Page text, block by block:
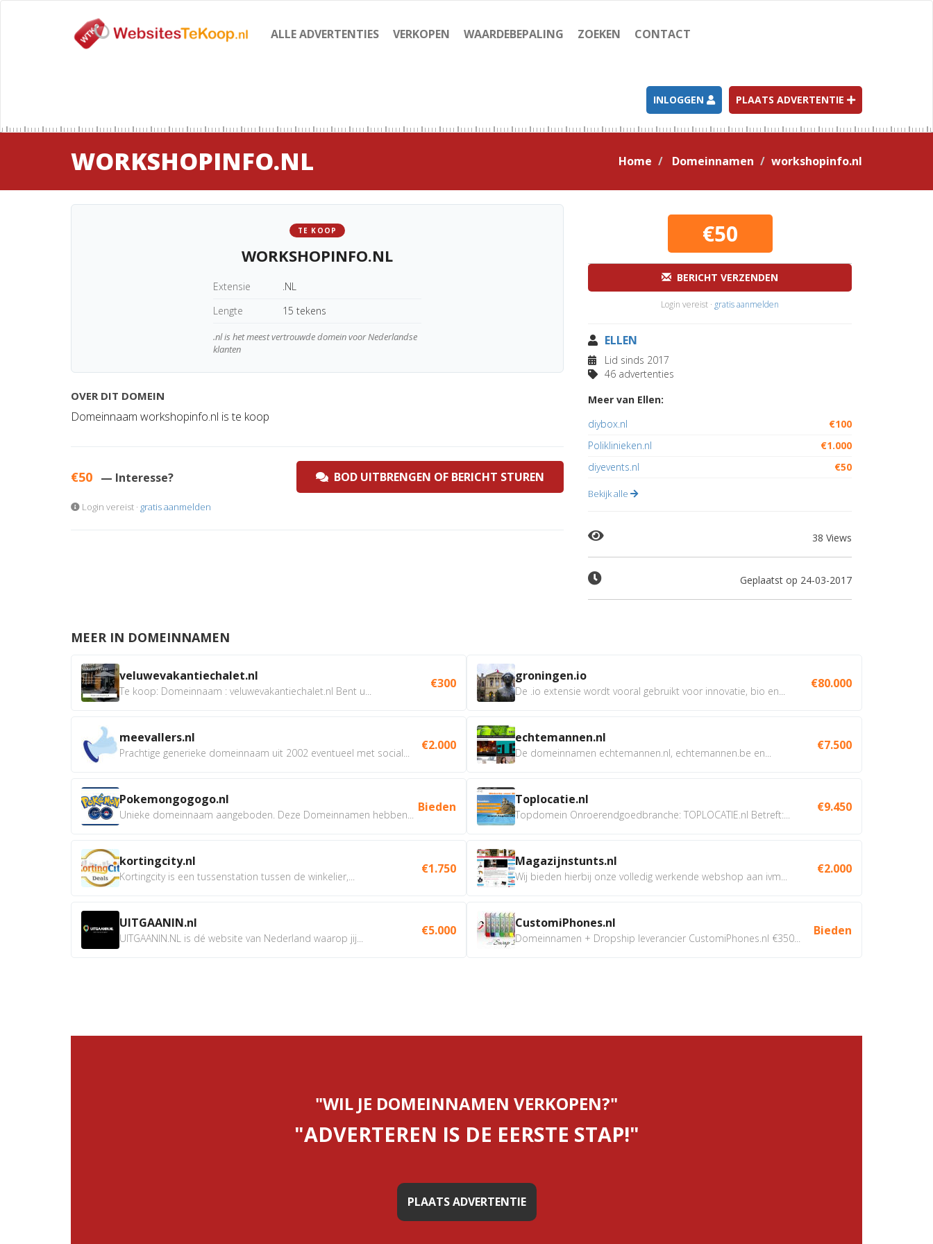
ALLE ADVERTENTIES VERKOPEN WAARDEBEPALING ZOEKEN CONTACT
INLOGGEN PLAATS ADVERTENTIE
WORKSHOPINFO.NL Home Domeinnamen workshopinfo.nl
TE KOOP
WORKSHOPINFO.NL
Extensie
.NL
Lengte
15 tekens
.nl is het meest vertrouwde domein voor Nederlandse
klanten
OVER DIT DOMEIN
Domeinnaam workshopinfo.nl is te koop
€50 — Interesse? BOD UITBRENGEN OF BERICHT STUREN
Login vereist · gratis aanmelden
€50
BERICHT VERZENDEN
Login vereist · gratis aanmelden
ELLEN
Lid sinds 2017
46 advertenties
Meer van Ellen:
diybox.nl
€100
Poliklinieken.nl
€1.000
diyevents.nl
€50
Bekijk alle
38 Views
Geplaatst op 24-03-2017
MEER IN DOMEINNAMEN
veluwevakantiechalet.nl
Te koop: Domeinnaam : veluwevakantiechalet.nl Bent u...
€300
meevallers.nl
Prachtige generieke domeinnaam uit 2002 eventueel met social...
€2.000
Pokemongogogo.nl
Unieke domeinnaam aangeboden. Deze Domeinnamen hebben...
Bieden
kortingcity.nl
Kortingcity is een tussenstation tussen de winkelier,...
€1.750
UITGAANIN.nl
UITGAANIN.NL is dé website van Nederland waarop jij...
€5.000
groningen.io
De .io extensie wordt vooral gebruikt voor innovatie, bio en...
€80.000
echtemannen.nl
De domeinnamen echtemannen.nl, echtemannen.be en...
€7.500
Toplocatie.nl
Topdomein Onroerendgoedbranche: TOPLOCATIE.nl Betreft:...
€9.450
Magazijnstunts.nl
Wij bieden hierbij onze volledig werkende webshop aan ivm...
€2.000
CustomiPhones.nl
Domeinnamen + Dropship leverancier CustomiPhones.nl €350...
Bieden
"WIL JE DOMEINNAMEN VERKOPEN?"
"ADVERTEREN IS DE EERSTE STAP!"
PLAATS ADVERTENTIE